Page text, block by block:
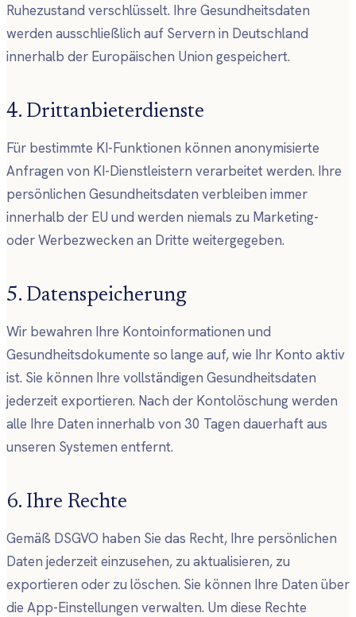
Ruhezustand verschlüsselt. Ihre Gesundheitsdaten
werden ausschließlich auf Servern in Deutschland
innerhalb der Europäischen Union gespeichert.
4. Drittanbieterdienste
Für bestimmte KI-Funktionen können anonymisierte
Anfragen von KI-Dienstleistern verarbeitet werden. Ihre
persönlichen Gesundheitsdaten verbleiben immer
innerhalb der EU und werden niemals zu Marketing-
oder Werbezwecken an Dritte weitergegeben.
5. Datenspeicherung
Wir bewahren Ihre Kontoinformationen und
Gesundheitsdokumente so lange auf, wie Ihr Konto aktiv
ist. Sie können Ihre vollständigen Gesundheitsdaten
jederzeit exportieren. Nach der Kontolöschung werden
alle Ihre Daten innerhalb von 30 Tagen dauerhaft aus
unseren Systemen entfernt.
6. Ihre Rechte
Gemäß DSGVO haben Sie das Recht, Ihre persönlichen
Daten jederzeit einzusehen, zu aktualisieren, zu
exportieren oder zu löschen. Sie können Ihre Daten über
die App-Einstellungen verwalten. Um diese Rechte